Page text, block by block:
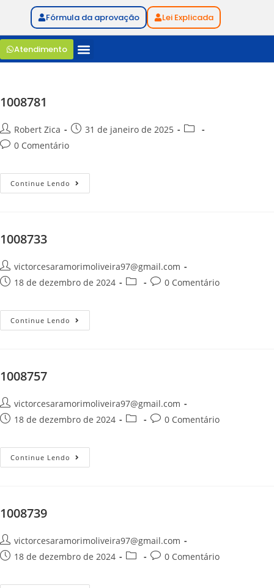
Fórmula da aprovação Lei Explicada
Atendimento
1008781
Robert Zica
31 de janeiro de 2025
0 Comentário
Continue Lendo
1008733
victorcesaramorimoliveira97@gmail.com
18 de dezembro de 2024
0 Comentário
Continue Lendo
1008757
victorcesaramorimoliveira97@gmail.com
18 de dezembro de 2024
0 Comentário
Continue Lendo
1008739
victorcesaramorimoliveira97@gmail.com
18 de dezembro de 2024
0 Comentário